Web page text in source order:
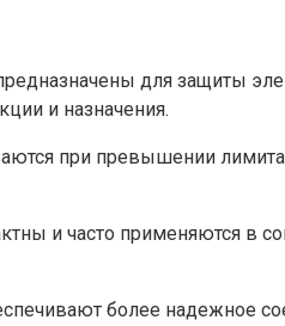
для защиты
и назначения.
при превышении
и часто применяются в
более надежное